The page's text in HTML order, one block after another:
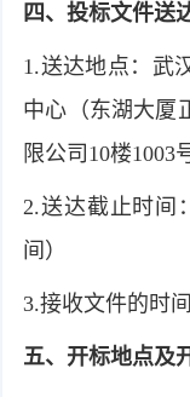
四、投标文件送
1.送达地点：武
中心（东湖大厦
限公司10楼1003
2.送达截止时间
间）
3.接收文件的时
五、开标地点及